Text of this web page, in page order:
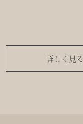
詳しく見る